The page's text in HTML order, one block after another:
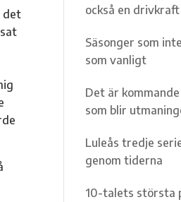
det
också en drivkraft
Säsonger som
som vanligt
Det är
som blir
Luleås tredje
genom tiderna
10-talets största